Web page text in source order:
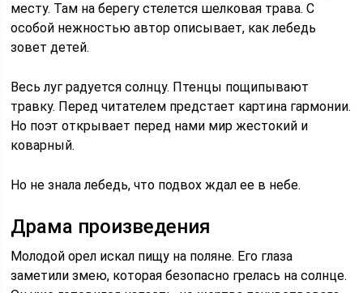
месту. Там на берегу стелется шелковая трава. С
особой нежностью автор описывает, как лебедь
зовет детей.
Весь луг радуется солнцу. Птенцы пощипывают
травку. Перед читателем предстает картина гармонии.
Но поэт открывает перед нами мир жестокий и
коварный.
Но не знала лебедь, что подвох ждал ее в небе.
Драма произведения
Молодой орел искал пищу на поляне. Его глаза
заметили змею, которая безопасно грелась на солнце.